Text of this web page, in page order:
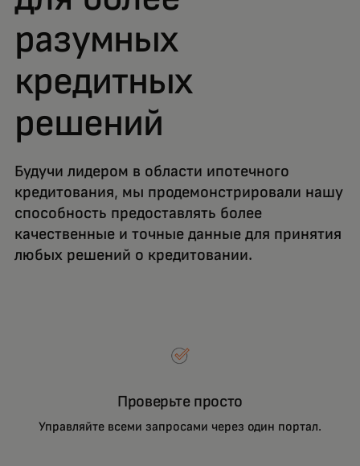
разумных
кредитных
решений
Будучи лидером в области ипотечного
кредитования, мы продемонстрировали нашу
способность предоставлять более
качественные и точные данные для принятия
любых решений о кредитовании.
Проверьте просто
Управляйте всеми запросами через один портал.